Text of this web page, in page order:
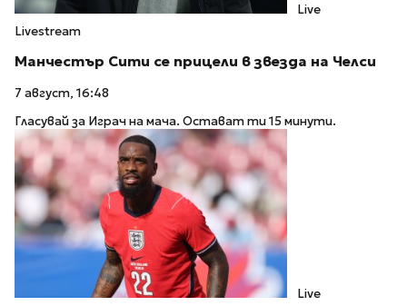
Live
Livestream
Манчестър Сити се прицели в звезда на Челси
7 август, 16:48
Гласувай за Играч на мача. Остават ти 15 минути.
Live